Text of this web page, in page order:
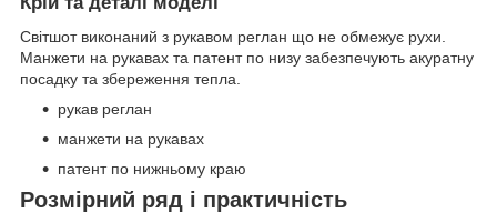
Світшот виконаний з рукавом реглан що не обмежує рухи.
Манжети на рукавах та патент по низу забезпечують акуратну
посадку та збереження тепла.
рукав реглан
манжети на рукавах
патент по нижньому краю
Розмірний ряд і практичність